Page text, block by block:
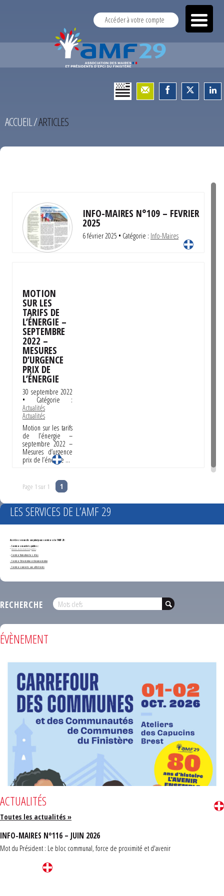
Accéder à votre compte
ACCUEIL/ARTICLES
INFO-MAIRES N°109 – FEVRIER
2025
6 février 2025 • Catégorie : Info-Maires
MOTION
SUR LES
TARIFS DE
L’ÉNERGIE –
SEPTEMBRE
2022 –
MESURES
D’URGENCE
PRIX DE
L’ÉNERGIE
30 septembre 2022
• Catégorie :
Actualités
Actualités
Motion sur les tarifs
de l’énergie –
septembre 2022 –
Mesures d’urgence
prix de l’énergie …
Page 1 sur 1 1
LES SERVICES DE L’AMF 29
Accédez en un clic aux principaux services de l'AMF 29 :
- Services marchés publics :
*Annonces de marchés publics
-Service formation des élus
- Service Orientation et documentation
- Services ouverts aux adhérents
RECHERCHE
ÉVÈNEMENT
ACTUALITÉS
Toutes les actualités »
INFO-MAIRES N°116 – JUIN 2026
Mot du Président : Le bloc communal, force de proximité et d'avenir